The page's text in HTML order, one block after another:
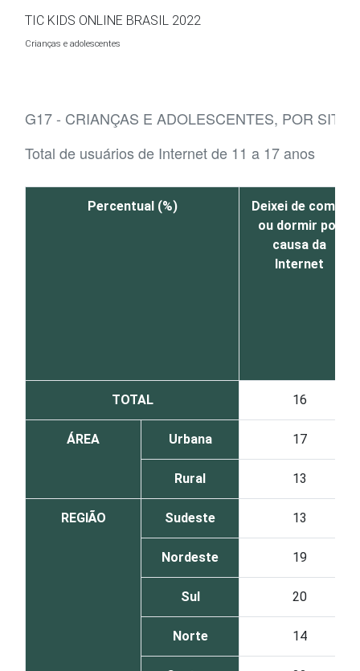
TIC KIDS ONLINE BRASIL 2022
Crianças e adolescentes
G17 - CRIANÇAS E ADOLESCENTES, POR
Total de usuários de Internet de 11 a 17 anos
Percentual (%)
Deixei de comer
ou dormir por
causa da
Internet
TOTAL 16
ÁREA Urbana 17
Rural 13
REGIÃO Sudeste 13
Nordeste 19
Sul 20
Norte 14